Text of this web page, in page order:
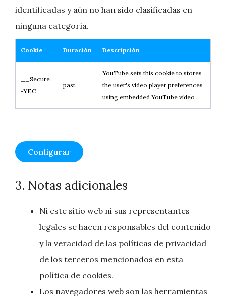
identificadas y aún no han sido clasificadas en
ninguna categoría.
Cookie Duración Descripción
__Secure
-YEC
past
YouTube sets this cookie to stores
the user's video player preferences
using embedded YouTube video
Configurar
3. Notas adicionales
Ni este sitio web ni sus representantes
legales se hacen responsables del contenido
y la veracidad de las políticas de privacidad
de los terceros mencionados en esta
política de cookies.
Los navegadores web son las herramientas